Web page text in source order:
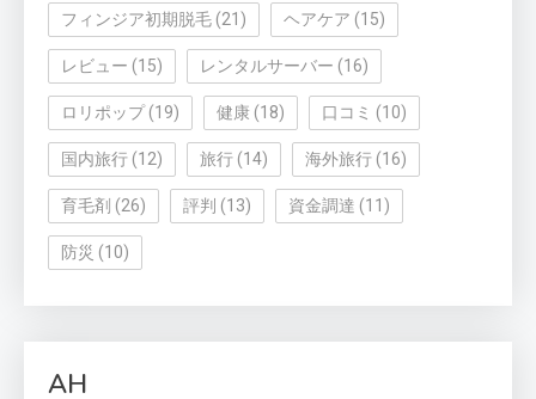
フィンジア初期脱毛 (21) ヘアケア (15)
レビュー (15) レンタルサーバー (16)
ロリポップ(19) 健康 (18) 口コミ (10)
国内旅行 (12) 旅行 (14) 海外旅行 (16)
育毛剤 (26) 評判 (13) 資金調達 (11)
防災 (10)
AH